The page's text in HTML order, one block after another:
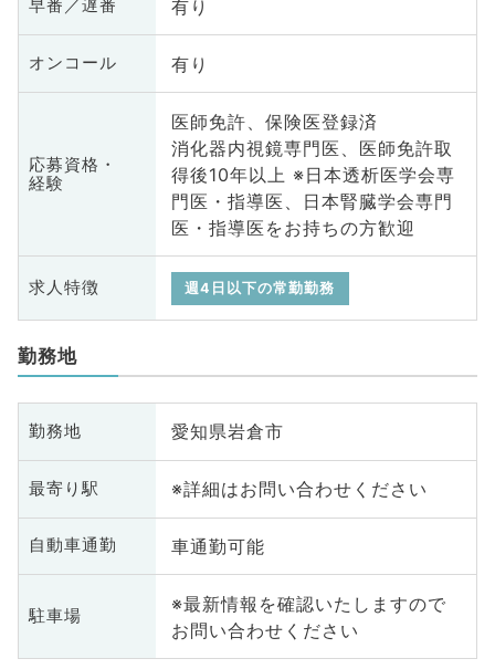
早番／遅番 有り
オンコール 有り
応募資格・
経験
医師免許、保険医登録済
消化器内視鏡専門医、医師免許取
得後10年以上 ※日本透析医学会専
門医・指導医、日本腎臓学会専門
医・指導医をお持ちの方歓迎
求人特徴 週4日以下の常勤勤務
勤務地
勤務地 愛知県岩倉市
最寄り駅 ※詳細はお問い合わせください
自動車通勤 車通勤可能
駐車場
※最新情報を確認いたしますので
お問い合わせください